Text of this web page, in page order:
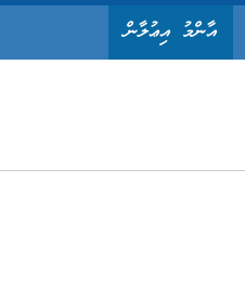
އާންމު އިޢުލާން